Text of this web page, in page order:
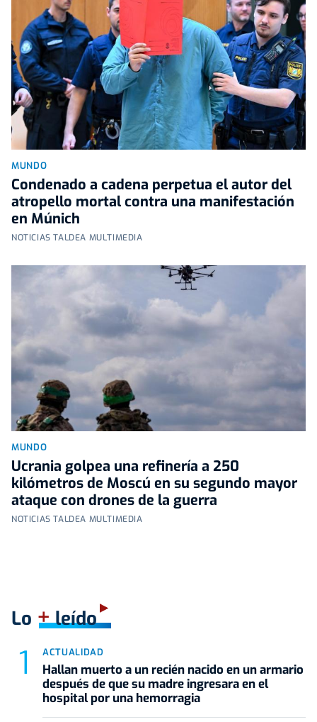
MUNDO
Condenado a cadena perpetua el autor del
atropello mortal contra una manifestación
en Múnich
NOTICIAS TALDEA MULTIMEDIA
MUNDO
Ucrania golpea una refinería a 250
kilómetros de Moscú en su segundo mayor
ataque con drones de la guerra
NOTICIAS TALDEA MULTIMEDIA
Lo +leído
ACTUALIDAD
Hallan muerto a un recién nacido en un armario
después de que su madre ingresara en el
hospital por una hemorragia